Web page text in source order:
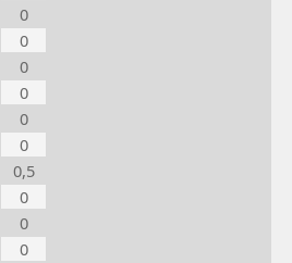
0
0
0
0
0
0
0,5
0
0
0